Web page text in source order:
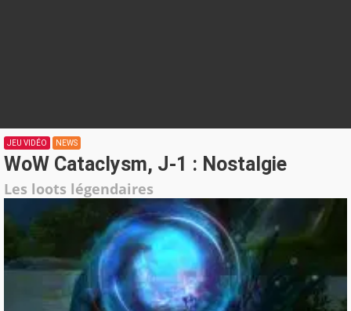
JEU VIDÉO NEWS
WoW Cataclysm, J-1 : Nostalgie
Les loots légendaires